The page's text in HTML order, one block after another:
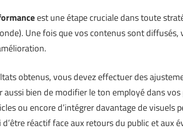
est une étape cruciale dans toute
). Une fois que vos contenus sont
obtenus, vous devez effectuer des
aussi bien de modifier le ton employé dans
ou encore d’intégrer davantage de visuels
d’être réactif face aux retours du public et